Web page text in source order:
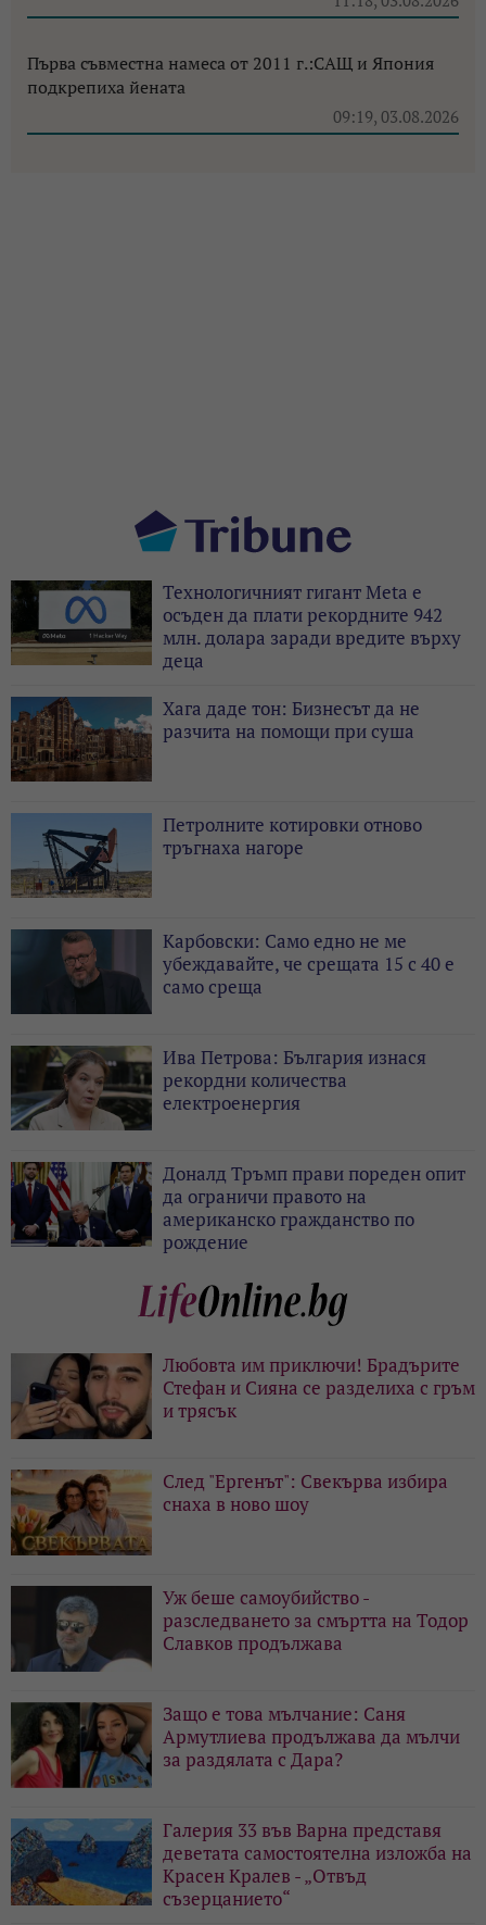
Първа съвместна намеса от 2011 г.:САЩ и Япония
подкрепиха йената
09:19, 03.08.2026
Технологичният гигант Meta е
осъден да плати рекордните 942
млн. долара заради вредите върху
деца
Хага даде тон: Бизнесът да не
разчита на помощи при суша
Петролните котировки отново
тръгнаха нагоре
Карбовски: Само едно не ме
убеждавайте, че срещата 15 с 40 е
само среща
Ива Петрова: България изнася
рекордни количества
електроенергия
Доналд Тръмп прави пореден опит
да ограничи правото на
американско гражданство по
рождение
Любовта им приключи! Брадърите
Стефан и Сияна се разделиха с гръм
и трясък
След "Ергенът": Свекърва избира
снаха в ново шоу
Уж беше самоубийство -
разследването за смъртта на Тодор
Славков продължава
Защо е това мълчание: Саня
Армутлиева продължава да мълчи
за раздялата с Дара?
Галерия 33 във Варна представя
деветата самостоятелна изложба на
Красен Кралев - „Отвъд
съзерцанието“